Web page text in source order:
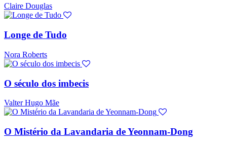
Claire Douglas
Longe de Tudo
Nora Roberts
O século dos imbecis
Valter Hugo Mãe
O Mistério da Lavandaria de Yeonnam-Dong